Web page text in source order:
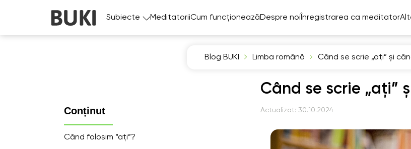
Subiecte MeditatoriiCum funcționeazăDespre noi Înregistrarea ca meditator
Blog BUKI Limba română Când se scrie „ați” și
Conținut
Când folosim “ați”?
Când se scrie „ați”
Actualizat: 30.10.2024